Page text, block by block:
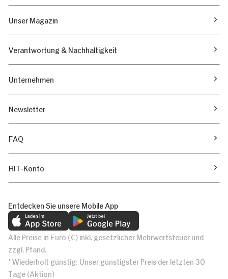
Unser Magazin
Verantwortung & Nachhaltigkeit
Unternehmen
Newsletter
FAQ
HIT-Konto
Entdecken Sie unsere Mobile App
Alle Preise in Euro (€) inkl. gesetzlicher Mehrwertsteuer und
zzgl. Pfand.
* Wiederholt günstig: Unser günstigster Preis der letzten 30
Tage (Aktion)